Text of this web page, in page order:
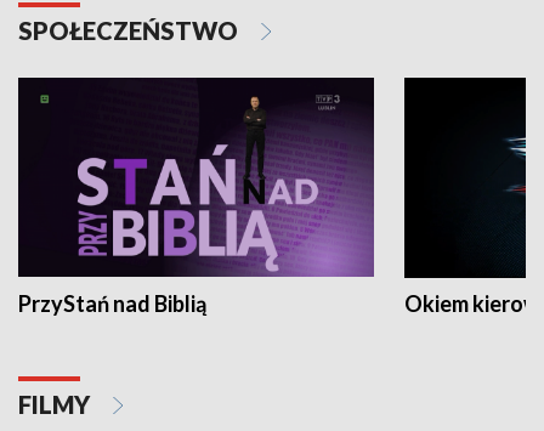
SPOŁECZEŃSTWO
PrzyStań nad Biblią Okiem
FILMY